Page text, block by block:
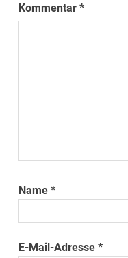
Kommentar*
Name*
E-Mail-Adresse*